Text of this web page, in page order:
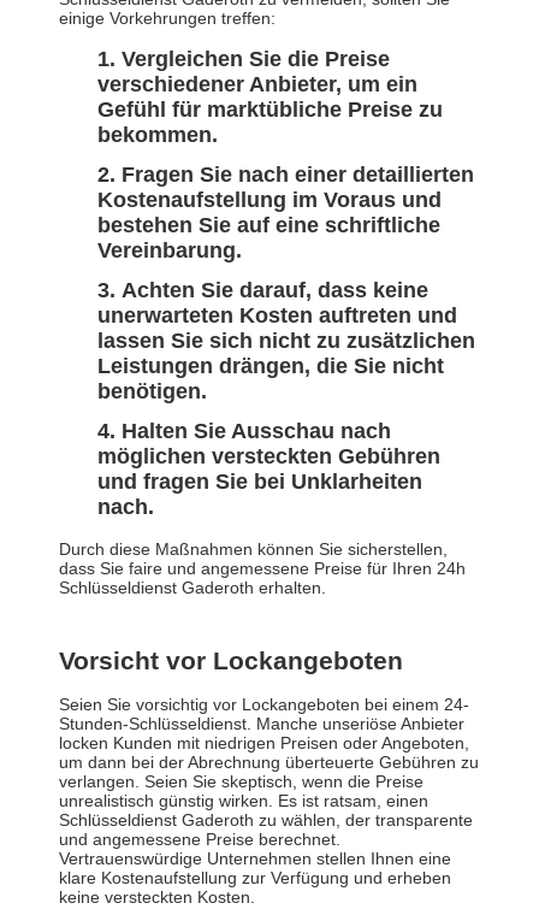
einige Vorkehrungen treffen:
Vergleichen Sie die Preise
verschiedener Anbieter, um ein
Gefühl für marktübliche Preise zu
bekommen.
Fragen Sie nach einer detaillierten
Kostenaufstellung im Voraus und
bestehen Sie auf eine schriftliche
Vereinbarung.
Achten Sie darauf, dass keine
unerwarteten Kosten auftreten und
lassen Sie sich nicht zu zusätzlichen
Leistungen drängen, die Sie nicht
benötigen.
Halten Sie Ausschau nach
möglichen versteckten Gebühren
und fragen Sie bei Unklarheiten
nach.
Durch diese Maßnahmen können Sie sicherstellen,
dass Sie faire und angemessene Preise für Ihren 24h
Schlüsseldienst Gaderoth erhalten.
Vorsicht vor Lockangeboten
Seien Sie vorsichtig vor Lockangeboten bei einem 24-
Stunden-Schlüsseldienst. Manche unseriöse Anbieter
locken Kunden mit niedrigen Preisen oder Angeboten,
um dann bei der Abrechnung überteuerte Gebühren zu
verlangen. Seien Sie skeptisch, wenn die Preise
unrealistisch günstig wirken. Es ist ratsam, einen
Schlüsseldienst Gaderoth zu wählen, der transparente
und angemessene Preise berechnet.
Vertrauenswürdige Unternehmen stellen Ihnen eine
klare Kostenaufstellung zur Verfügung und erheben
keine versteckten Kosten.